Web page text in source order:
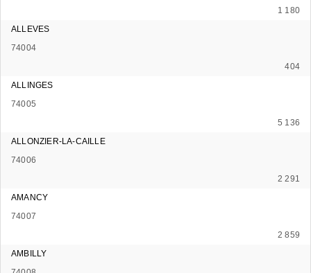
1 180
ALLEVES
74004
404
ALLINGES
74005
5 136
ALLONZIER-LA-CAILLE
74006
2 291
AMANCY
74007
2 859
AMBILLY